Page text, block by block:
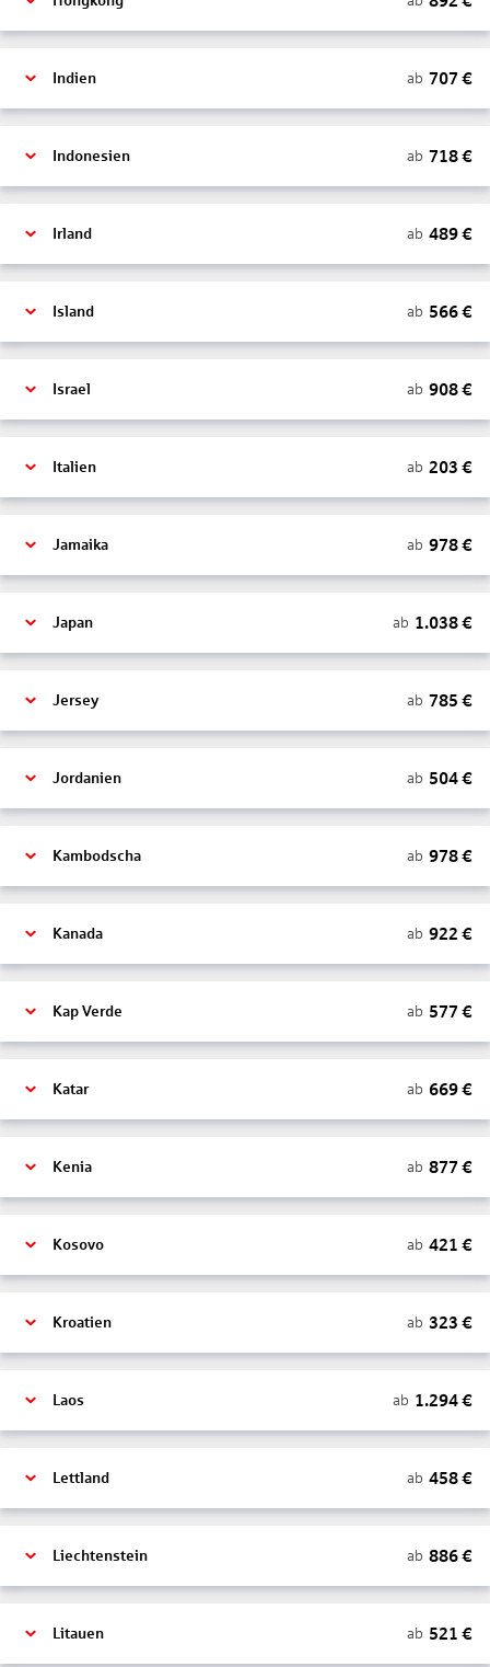
Indien ab 707 €
Indonesien ab 718€
Irland ab 489€
Island ab 566€
Israel ab 908€
Italien ab 203 €
Jamaika ab 978€
Japan ab 1.038€
Jersey ab 785 €
Jordanien ab 504€
Kambodscha ab 978€
Kanada ab 922 €
Kap Verde ab 577 €
Katar ab 669€
Kenia ab 877 €
Kosovo ab 421 €
Kroatien ab 323 €
Laos ab 1.294€
Lettland ab 458€
Liechtenstein ab 886€
Litauen ab 521 €